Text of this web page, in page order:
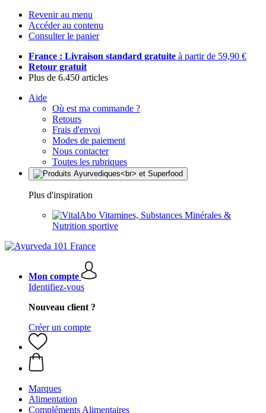
Revenir au menu
Accéder au contenu
Consulter le panier
France : Livraison standard gratuite à partir de 59,90 €
Retour gratuit
Plus de 6.450 articles
Aide
Où est ma commande ?
Retours
Frais d'envoi
Modes de paiement
Nous contacter
Toutes les rubriques
Plus d'inspiration
Vitamines, Substances Minérales &
Nutrition sportive
Mon compte
Identifiez-vous
Nouveau client ?
Créer un compte
Marques
Alimentation
Compléments Alimentaires